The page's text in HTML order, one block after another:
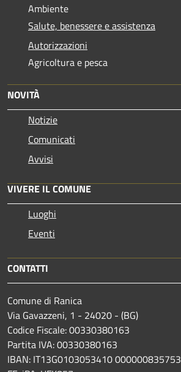
Ambiente
Salute, benessere e assistenza
Autorizzazioni
Agricoltura e pesca
NOVITÀ
Notizie
Comunicati
Avvisi
VIVERE IL COMUNE
Luoghi
Eventi
CONTATTI
Comune di Ranica
Via Gavazzeni, 1 - 24020 - (BG)
Codice Fiscale: 00330380163
Partita IVA: 00330380163
IBAN: IT13G0103053410 000000835753